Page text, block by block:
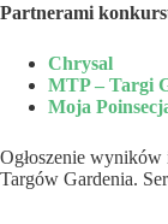
Partnerami
Chrysal
MTP – Targi
Moja
Ogłoszenie wyników
Targów Gardenia.